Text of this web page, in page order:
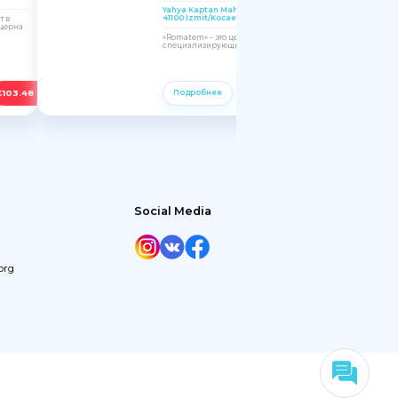
103.48
в
Yahya Kaptan Mah, Hanedan Sk. No:4, 41100,
41100 İzmit/Kocaeli, Turkey
«Romatem» – это целая сеть медицинских центров,
специализирующихся на восстановительной...
Подробнее
Social Media